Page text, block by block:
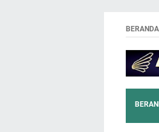
BERANDA